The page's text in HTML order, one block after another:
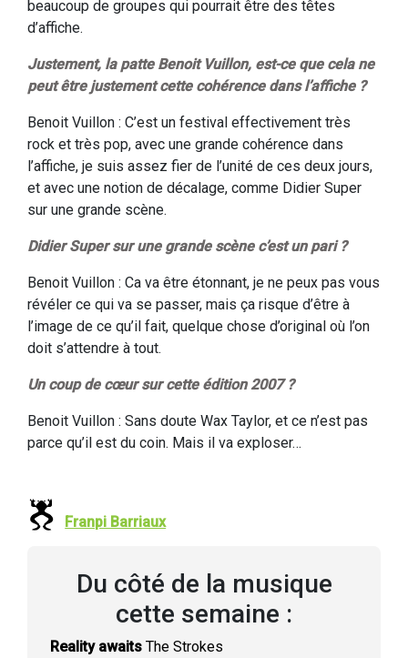
beaucoup de groupes qui pourrait être des têtes
d’affiche.
Justement, la patte Benoit Vuillon, est-ce que cela ne
peut être justement cette cohérence dans l’affiche ?
Benoit Vuillon : C’est un festival effectivement très
rock et très pop, avec une grande cohérence dans
l’affiche, je suis assez fier de l’unité de ces deux jours,
et avec une notion de décalage, comme Didier Super
sur une grande scène.
Didier Super sur une grande scène c’est un pari ?
Benoit Vuillon : Ca va être étonnant, je ne peux pas vous
révéler ce qui va se passer, mais ça risque d’être à
l’image de ce qu’il fait, quelque chose d’original où l’on
doit s’attendre à tout.
Un coup de cœur sur cette édition 2007 ?
Benoit Vuillon : Sans doute Wax Taylor, et ce n’est pas
parce qu’il est du coin. Mais il va exploser…
Franpi Barriaux
Du côté de la musique
cette semaine :
Reality awaits The Strokes